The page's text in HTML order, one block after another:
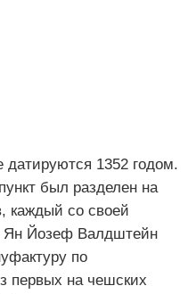
датируются 1352 годом.
был разделен на
каждый со своей
Ян Йозеф Валдштейн
по
первых на чешских